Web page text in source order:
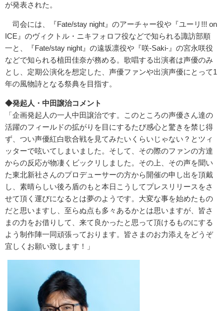
が発表された。
司会には、『Fate/stay night』のアーチャー役や『ユーリ!!! on
ICE』のヴィクトル・ニキフォロフ役などで知られる諏訪部順
一と、『Fate/stay night』の遠坂凛役や『咲-Saki-』の宮永咲役
などで知られる植田佳奈が務める。歌唱する出演者は声優のみ
とし、定期公演化を想定した、声優ファンや出演声優にとって1
年の風物詩となる祭典を目指す。
◆発起人・中田譲治コメント
「企画発起人の一人中田譲治です。このところの声優さん達の
活躍のフィールドの拡がりを目にするたび感心と驚きを禁じ得
ず、つい声優紅白歌合戦を見てみたいくらいじゃない？とツィ
ッターで呟いてしまいました。そして、その際のファンの方達
からの反応が物凄くビックリしました。その上、その声を聞い
た東北新社さんのプロデューサーの方から開催の申し出を頂戴
し、素晴らしい後ろ盾のもと本日こうしてプレスリリースをさ
せて頂く運びになるとは夢のようです。大変な事を始めたもの
だと思いますし、至らぬ点も多々あるかとは思いますが、皆さ
まの力をお借りして、来て良かったと思って頂けるものにする
よう制作陣一同頑張っております。皆さまのお力添えをどうぞ
宜しくお願い致します！」